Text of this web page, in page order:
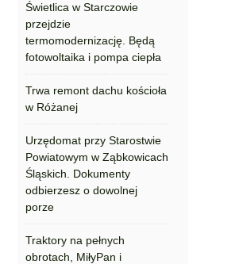
Świetlica w Starczowie
przejdzie
termomodernizację. Będą
fotowoltaika i pompa ciepła
Trwa remont dachu kościoła
w Różanej
Urzędomat przy Starostwie
Powiatowym w Ząbkowicach
Śląskich. Dokumenty
odbierzesz o dowolnej
porze
Traktory na pełnych
obrotach, MiłyPan i